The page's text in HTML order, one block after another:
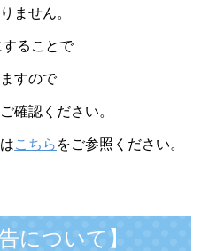
ません。
ることで
すので
確認ください。
こちら をご参照ください。
について】